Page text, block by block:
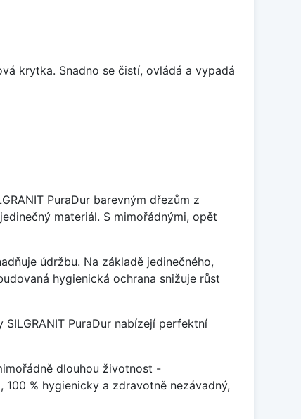
krytka. Snadno se čistí, ovládá a vypadá
PuraDur barevným dřezům z
materiál. S mimořádnými, opět
údržbu. Na základě jedinečného,
hygienická ochrana snižuje růst
PuraDur nabízejí perfektní
dlouhou životnost -
% hygienicky a zdravotně nezávadný,